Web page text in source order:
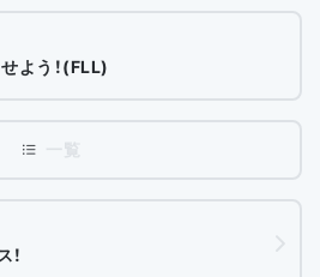
よう！(FLL)